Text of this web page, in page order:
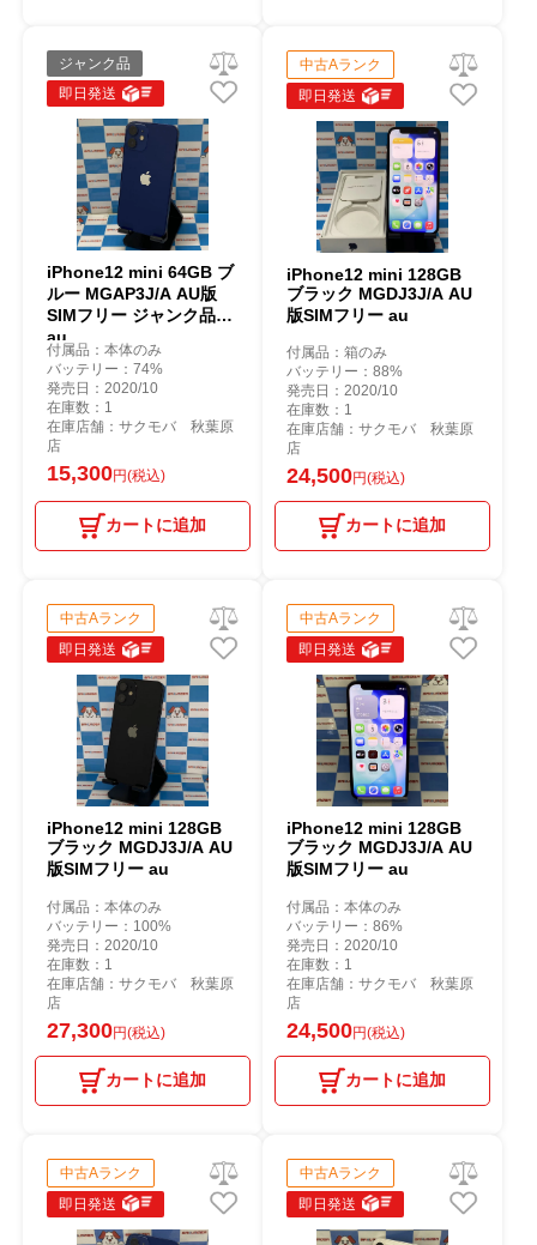
ジャンク品
即日発送
iPhone12 mini 64GB ブ
ルー MGAP3J/A AU版
SIMフリー ジャンク品
au
付属品：本体のみ
バッテリー：74%
発売日：2020/10
在庫数：1
在庫店舗：サクモバ 秋葉原
店
15,300円(税込)
カートに追加
中古Aランク
即日発送
iPhone12 mini 128GB
ブラック MGDJ3J/A AU
版SIMフリー au
付属品：箱のみ
バッテリー：88%
発売日：2020/10
在庫数：1
在庫店舗：サクモバ 秋葉原
店
24,500円(税込)
カートに追加
中古Aランク
即日発送
iPhone12 mini 128GB
ブラック MGDJ3J/A AU
版SIMフリー au
付属品：本体のみ
バッテリー：100%
発売日：2020/10
在庫数：1
在庫店舗：サクモバ 秋葉原
店
27,300円(税込)
カートに追加
中古Aランク
即日発送
iPhone12 mini 128GB
ブラック MGDJ3J/A AU
版SIMフリー au
付属品：本体のみ
バッテリー：86%
発売日：2020/10
在庫数：1
在庫店舗：サクモバ 秋葉原
店
24,500円(税込)
カートに追加
中古Aランク
即日発送
中古Aランク
即日発送